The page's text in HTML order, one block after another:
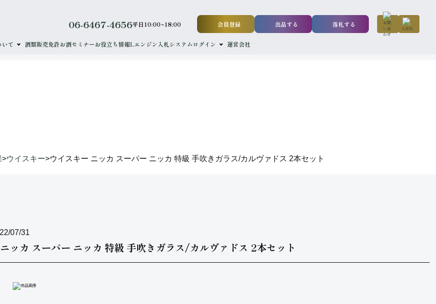
いて 酒類販売免許お酒セミナーお役立ち情報Lエンジン入札システムログイン 運営会社
06-6467-4656平日10:00~18:00 会員登録 出品する 落札する
>ウイスキー>ウイスキー ニッカ スーパー ニッカ 特級 手吹きガラス/カルヴァドス 2本セット
07/31
ッカ スーパー ニッカ 特級 手吹きガラス/カルヴァドス 2本セット